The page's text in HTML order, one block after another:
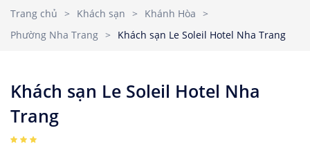
Căn hộ dịch vụ
3 4 5 6
9
10 11 12 13 14
15
23
24 25 26 27 28
29
Rooms
Trang chủ > Khách sạn > Khánh Hòa >
Phường Nha Trang > Khách sạn Le Soleil Hotel Nha Trang
Khách sạn Le Soleil Hotel Nha
Trang